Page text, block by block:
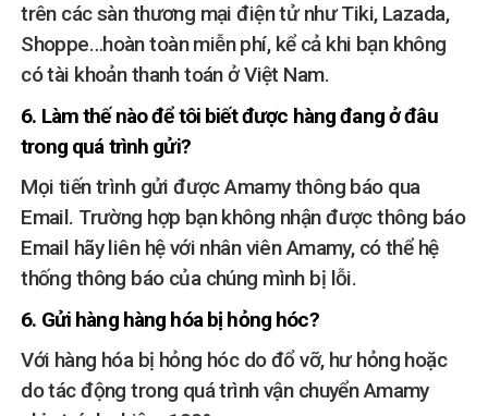
trên các sàn thương mại điện tử như Tiki, Lazada,
Shoppe…hoàn toàn miễn phí, kể cả khi bạn không
có tài khoản thanh toán ở Việt Nam.
6. Làm thế nào để tôi biết được hàng đang ở đâu
trong quá trình gửi?
Mọi tiến trình gửi được Amamy thông báo qua
Email. Trường hợp bạn không nhận được thông báo
Email hãy liên hệ với nhân viên Amamy, có thể hệ
thống thông báo của chúng mình bị lỗi.
6. Gửi hàng hàng hóa bị hỏng hóc?
Với hàng hóa bị hỏng hóc do đổ vỡ, hư hỏng hoặc
do tác động trong quá trình vận chuyển Amamy